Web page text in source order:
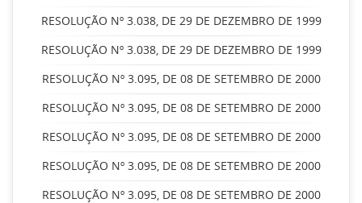
RESOLUÇÃO Nº 3.038, DE 29 DE DEZEMBRO DE 1999
RESOLUÇÃO Nº 3.038, DE 29 DE DEZEMBRO DE 1999
RESOLUÇÃO Nº 3.095, DE 08 DE SETEMBRO DE 2000
RESOLUÇÃO Nº 3.095, DE 08 DE SETEMBRO DE 2000
RESOLUÇÃO Nº 3.095, DE 08 DE SETEMBRO DE 2000
RESOLUÇÃO Nº 3.095, DE 08 DE SETEMBRO DE 2000
RESOLUÇÃO Nº 3.095, DE 08 DE SETEMBRO DE 2000